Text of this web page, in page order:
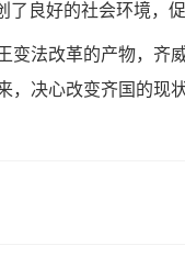
良好的社会环境，
变法改革的产物，齐
决心改变齐国的现